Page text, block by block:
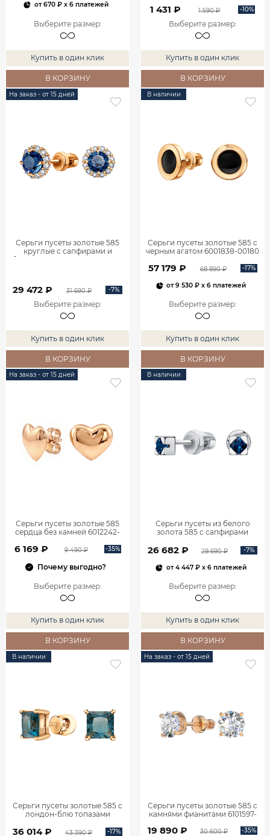
от670 ₽x 6 платежей
Выберите размер:
Купить в один клик
В КОРЗИНУ
1 431 ₽ 1 590 ₽ -10%
Выберите размер:
Купить в один клик
В КОРЗИНУ
На заказ - от 15 дней
Серьги пусеты золотые 585
круглые с сапфирами и
бриллиантами 6001145-02430
29 472 ₽ 31 690 ₽ -7%
Выберите размер:
Купить в один клик
В КОРЗИНУ
В наличии
Серьги пусеты золотые 585 с
черным агатом 6001838-00180
57 179 ₽ 68 890 ₽ -17%
от9 530 ₽ x 6 платежей
Выберите размер:
Купить в один клик
В КОРЗИНУ
На заказ - от 15 дней
Серьги пусеты золотые 585
сердца без камней 6012242-
6 169 ₽ 9 490 ₽ -35%
Почему выгодно?
Выберите размер:
Купить в один клик
В КОРЗИНУ
В наличии
Серьги пусеты из белого
золота 585 с сапфирами
26 682 ₽ 28 690 ₽ -7%
от4 447 ₽x 6 платежей
Выберите размер:
Купить в один клик
В КОРЗИНУ
В наличии
Серьги пусеты золотые 585 с
лондон‑блю топазами
36 014 ₽ 43 390 ₽ -17%
На заказ - от 15 дней
Серьги пусеты золотые 585 с
камнями фианитами 6101597-
19 890 ₽ 30 600 ₽ -35%